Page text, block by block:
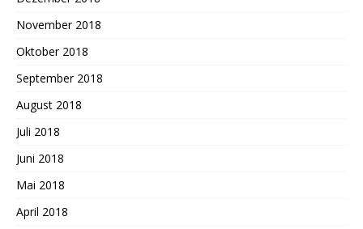
November 2018
Oktober 2018
September 2018
August 2018
Juli 2018
Juni 2018
Mai 2018
April 2018